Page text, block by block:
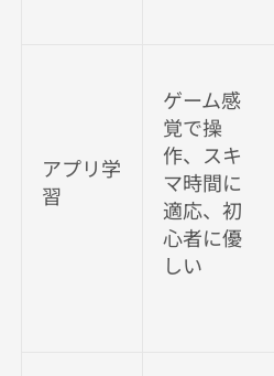
アプリ学
習
ゲーム感
覚で操
作、スキ
マ時間に
適応、初
心者に優
しい